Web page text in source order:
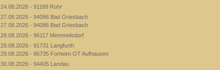
24.08.2026 - 91189 Rohr
27.08.2026 - 94086 Bad Griesbach
27.08.2026 - 94086 Bad Griesbach
28.08.2026 - 96117 Memmelsdorf
29.08.2026 - 91731 Langfurth
29.08.2026 - 86735 Forheim OT Aufhausen
30.08.2026 - 94405 Landau